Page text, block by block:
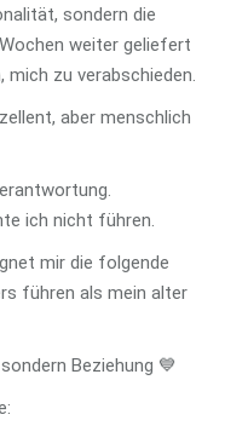
sondern die
weiter geliefert
mich zu verabschieden.
aber menschlich
ich nicht führen.
mir die folgende
führen als mein alter
Beziehung 💙